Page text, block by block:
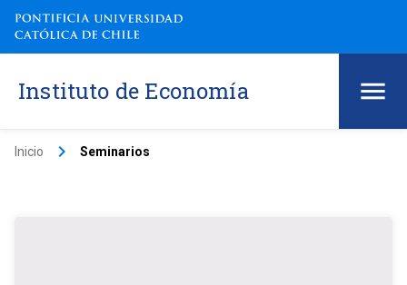
Instituto de Economía
Inicio keyboard_arrow_right Seminarios